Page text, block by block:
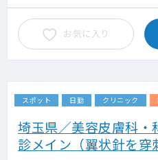
お気に入り
スポット 日勤 クリニック
埼玉県／美容皮膚科・
診メイン（翼状針を穿